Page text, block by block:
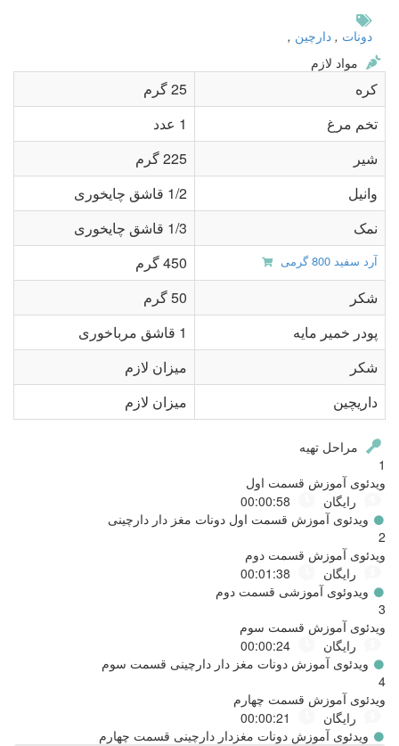
دونات , دارچین ,
مواد لازم
کره
25 گرم
تخم مرغ
1 عدد
شیر
225 گرم
وانیل
1/2 قاشق چایخوری
نمک
1/3 قاشق چایخوری
آرد سفید 800 گرمی
450 گرم
شکر
50 گرم
پودر خمیر مایه
1 قاشق مرباخوری
شکر
میزان لازم
داریچین
میزان لازم
مراحل تهیه
1
ویدئوی آموزش قسمت اول
رایگان
ویدئوی آموزش قسمت اول دونات مغز دار دارچینی
2
ویدئوی آموزش قسمت دوم
رایگان
ویدوئوی آموزشی قسمت دوم
3
ویدئوی آموزش قسمت سوم
رایگان
ویدئوی آموزش دونات مغز دار دارچینی قسمت سوم
4
ویدئوی آموزش قسمت چهارم
رایگان
ویدئوی آموزش دونات مغزدار دارچینی قسمت چهارم